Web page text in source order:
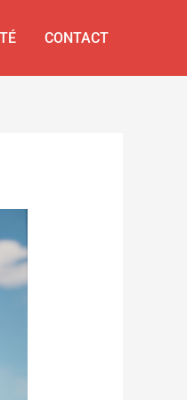
CONTACT